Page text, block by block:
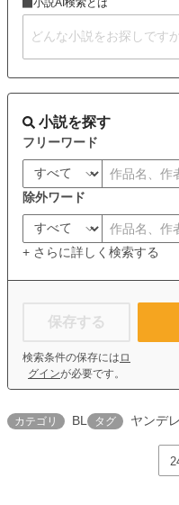
小説AI検索とは
小説を探す
フリーワード
除外ワード
+ さらに詳しく検索する
保存する
検索条件の保存には ロ
グインが必要です。
カテゴリ BL タグ ヤンデ